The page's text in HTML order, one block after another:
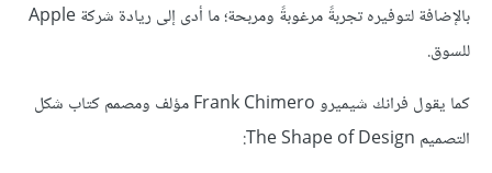
بالإضافة لتوفيره تجربةً مرغوبةً ومربحة؛ ما أدى إلى ريادة شركة Apple
للسوق.
كما يقول فرانك شيميرو Frank Chimero مؤلف ومصمم كتاب شكل
التصميم The Shape of Design: